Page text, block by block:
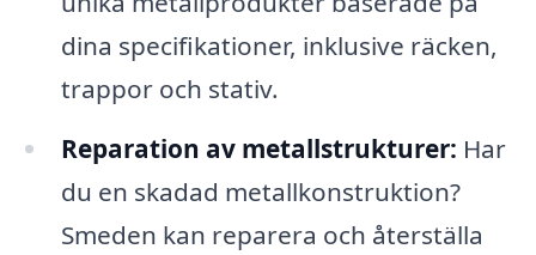
dina specifikationer, inklusive räcken,
trappor och stativ.
Reparation av metallstrukturer: Har
du en skadad metallkonstruktion?
Smeden kan reparera och återställa